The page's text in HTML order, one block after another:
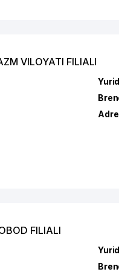
VILOYATI FILIALI
FILIALI